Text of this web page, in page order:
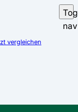
vergleichen